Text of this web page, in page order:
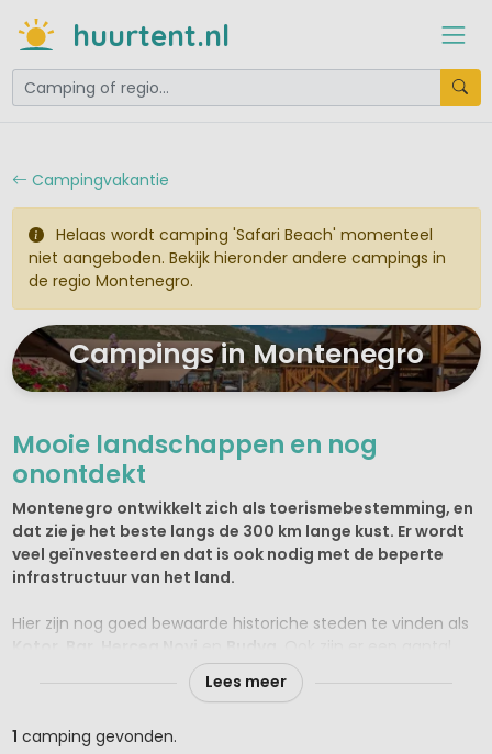
huurtent.nl
Campingvakantie
Helaas wordt camping 'Safari Beach' momenteel
niet aangeboden. Bekijk hieronder andere campings in
de regio Montenegro.
Campings in Montenegro
Mooie landschappen en nog
onontdekt
Montenegro ontwikkelt zich als toerismebestemming, en
dat zie je het beste langs de 300 km lange kust. Er wordt
veel geïnvesteerd en dat is ook nodig met de beperte
infrastructuur van het land.
Hier zijn nog goed bewaarde historiche steden te vinden als
mooie nationale parken alsBogradska Gora
kenmerkende oerwoud met bomen van meer dan 500 jaar
Lovcenpark.
Lees meer
1 camping gevonden.